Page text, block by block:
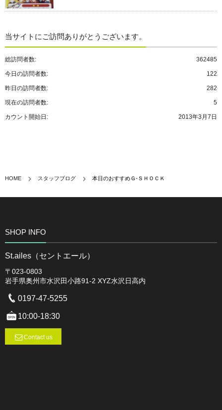
当サイトにご訪問ありがとうございます。
362485
総訪問者数:
122
今日の訪問者数:
282
昨日の訪問者数:
5
現在の訪問者数:
2013年3月7日
カウント開始日:
HOME スタッフブログ 本日のおすすめＧ-ＳＨＯＣＫ
SHOP INFO
St.ailes（セントエール）
〒023-0803
岩手県奥州市水沢田小路91-2 XYZ水沢日高内
0197-47-5255
10:00-18:30
Contact us